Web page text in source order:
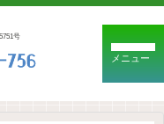
号
メニュー